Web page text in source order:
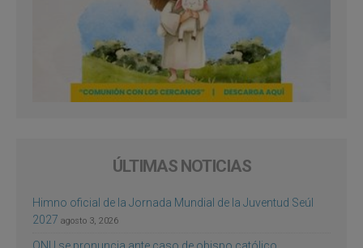
ÚLTIMAS NOTICIAS
Himno oficial de la Jornada Mundial de la Juventud Seúl
2027 agosto 3, 2026
ONU se pronuncia ante caso de obispo católico